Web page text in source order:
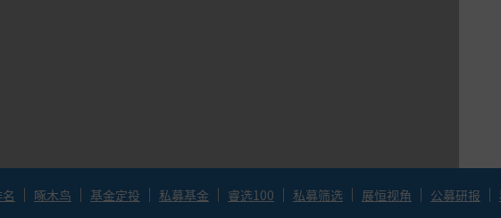
啄木鸟 基金定投 私募基金 睿选100 私募筛选 展恒视角 公募研报